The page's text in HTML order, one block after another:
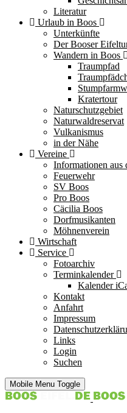
Literatur
Urlaub in Boos
Unterkünfte
Der Booser
Wandern in Boos
Traumpfad
Kratertour
Naturschutzgebiet
Naturwaldreservat
Vulkanismus
in der Nähe
Vereine
Informationen aus
Feuerwehr
SV Boos
Pro Boos
Cäcilia Boos
Dorfmusikanten
Möhnenverein
Wirtschaft
Service
Fotoarchiv
Terminkalender
Kalender
Kontakt
Anfahrt
Impressum
Links
Login
Suchen
Mobile Menu Toggle